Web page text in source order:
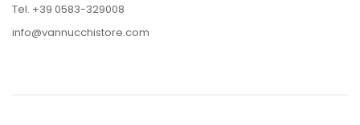
Tel. +39 0583-329008
info@vannucchistore.com